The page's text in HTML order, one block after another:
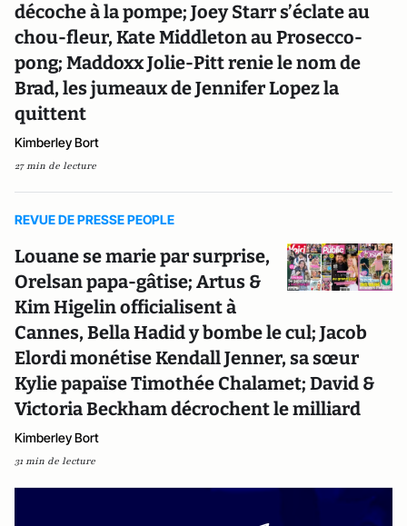
décoche à la pompe; Joey Starr s’éclate au
chou-fleur, Kate Middleton au Prosecco-
pong; Maddoxx Jolie-Pitt renie le nom de
Brad, les jumeaux de Jennifer Lopez la
quittent
Kimberley Bort
27 min de lecture
REVUE DE PRESSE PEOPLE
Louane se marie par surprise,
Orelsan papa-gâtise; Artus &
Kim Higelin officialisent à
Cannes, Bella Hadid y bombe le cul; Jacob
Elordi monétise Kendall Jenner, sa sœur
Kylie papaïse Timothée Chalamet; David &
Victoria Beckham décrochent le milliard
Kimberley Bort
31 min de lecture